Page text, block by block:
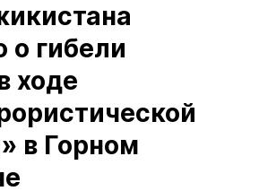
о гибели
ходе
в Горном